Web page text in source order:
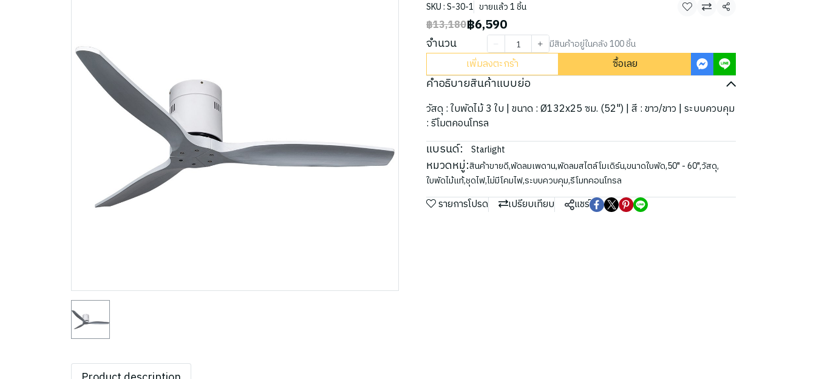
SKU : S-30-1 ขายแล้ว 1 ชิ้น
แชร์
฿13,180฿6,590
จำนวน มีสินค้าอยู่ในคลัง 100 ชิ้น
เพิ่มลงตะกร้า ซื้อเลย
คำอธิบายสินค้าแบบย่อ
วัสดุ : ใบพัดไม้ 3 ใบ | ขนาด : Ø132x25 ซม. (52") | สี : ขาว/ขาว | ระบบควบคุม
: รีโมตคอนโทรล
แบรนด์: Starlight
หมวดหมู่:สินค้าขายดี,พัดลมเพดาน,พัดลมสไตล์โมเดิร์น,ขนาดใบพัด,50" - 60",วัสดุ,
ใบพัดไม้แท้,ชุดไฟ,ไม่มีโคมไฟ,ระบบควบคุม,รีโมทคอนโทรล
รายการโปรด เปรียบเทียบ แชร์